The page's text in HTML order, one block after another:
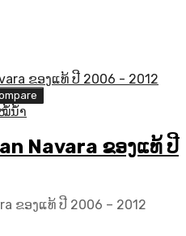
ນ້ຳ
Navara ຂອງແທ້ ປີ
ຂອງແທ້ ປີ 2006 – 2012